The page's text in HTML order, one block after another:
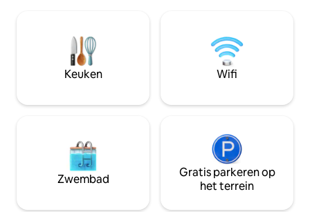
de kamer, broodrooster en waterkoker,
thee en koffie, continentaal ontbijt,
airconditioning / verwarming,
parkeergelegenheid op het terrein en
naar de stad of in
Terwijl The
lang een
wijnmenu biedt,
Keuken Wifi
Zwembad
Gratis parkeren op
het terrein